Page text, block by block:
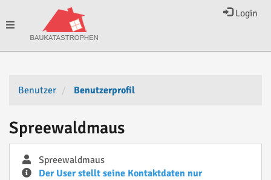
Login
Toggle
Benutzer
Benutzerprofil
Spreewaldmaus
Spreewaldmaus
Der User stellt seine Kontaktdaten nur